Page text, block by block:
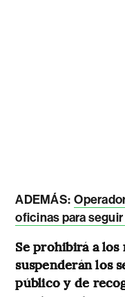
ADEMÁS:
oficinas para
Se prohibirá a los
suspenderán los
público y de